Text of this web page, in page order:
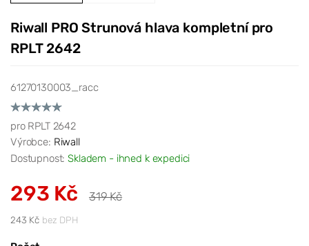
Riwall PRO Strunová hlava kompletní pro
RPLT 2642
61270130003_racc
pro RPLT 2642
Výrobce: Riwall
Dostupnost:Skladem - ihned k expedici
293 Kč 319 Kč
243 Kč bez DPH